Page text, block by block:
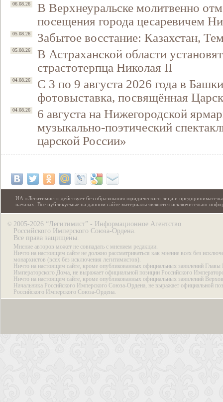
06.08.26
В Верхнеуральске молитвенно
посещения города цесаревичем
05.08.26 Забытое восстание: Казахстан,
05.08.26
В Астраханской области
страстотерпца Николая II
04.08.26
С 3 по 9 августа 2026 года в
фотовыставка, посвящённая
04.08.26
6 августа на Нижегородской
музыкально-поэтический
царской России»
ИА «Легитимист» действует без образования юридического лица и
началах. Все публикуемые на данном сайте материалы являются исключительно
© 2005-2026 “Легитимист” - Информационное Агентство
Российского Имперского Союза-Ордена.
Все права защищены.
Мнение авторов может не совпадать с мнением редакции.
Ничто на настоящем сайте не должно рассматриваться как мнение всех без
монархистов (всех без исключения легитимистов).
Ничто на настоящем сайте, кроме опубликованных официальных заявлений Главы
Императорского Дома, не выражает официальной позиции Российского
Ничто на настоящем сайте, кроме опубликованных официальных заявлений
Начальника Российского Имперского Союза-Ордена, не выражает официальной
Российского Имперского Союза-Ордена.